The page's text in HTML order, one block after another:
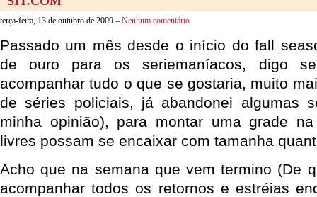
terça-feira, 13 de outubro de 2009 – Nenhum comentário
Passado um mês desde o início do fall
de ouro para os seriemaníacos, digo
acompanhar tudo o que se gostaria, muito
de séries policiais, já abandonei algumas
minha opinião), para montar uma grade
livres possam se encaixar com tamanha
Acho que na semana que vem termino (De
acompanhar todos os retornos e estréias